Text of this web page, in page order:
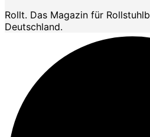
Rollt. Das Magazin für
Deutschland.